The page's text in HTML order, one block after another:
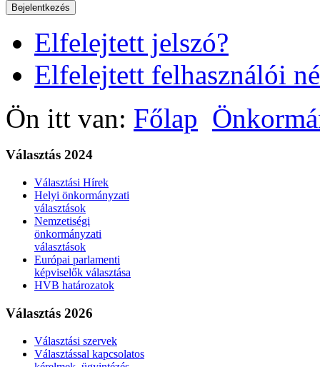
Elfelejtett jelszó?
Elfelejtett felhasználói
Ön itt van: Főlap
Választás 2024
Választási Hírek
Helyi önkormányzati
választások
Nemzetiségi
önkormányzati
választások
Európai parlamenti
képviselők választása
HVB határozatok
Választás 2026
Választási szervek
Választással kapcsolatos